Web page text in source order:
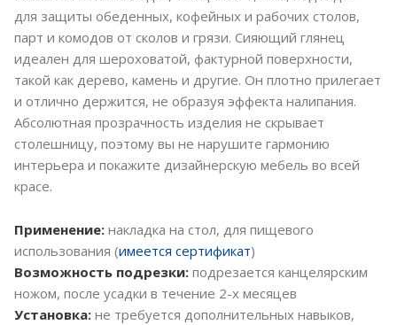
для защиты обеденных, кофейных и рабочих столов,
парт и комодов от сколов и грязи. Сияющий глянец
идеален для шероховатой, фактурной поверхности,
такой как дерево, камень и другие. Он плотно прилегает
и отлично держится, не образуя эффекта налипания.
Абсолютная прозрачность изделия не скрывает
столешницу, поэтому вы не нарушите гармонию
интерьера и покажите дизайнерскую мебель во всей
красе.
Применение: накладка на стол, для пищевого
использования (имеется сертификат)
Возможность подрезки: подрезается канцелярским
ножом, после усадки в течение 2-х месяцев
Установка: не требуется дополнительных навыков,